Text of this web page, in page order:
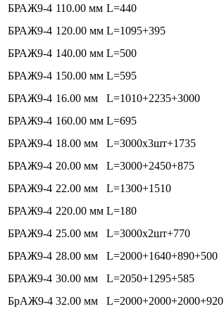
БРАЖ9-4 110.00 мм L=440
БРАЖ9-4 120.00 мм L=1095+395
БРАЖ9-4 140.00 мм L=500
БРАЖ9-4 150.00 мм L=595
БРАЖ9-4 16.00 мм L=1010+2235+3000
БРАЖ9-4 160.00 мм L=695
БРАЖ9-4 18.00 мм L=3000х3шт+1735
БРАЖ9-4 20.00 мм L=3000+2450+875
БРАЖ9-4 22.00 мм L=1300+1510
БРАЖ9-4 220.00 мм L=180
БРАЖ9-4 25.00 мм L=3000х2шт+770
БРАЖ9-4 28.00 мм L=2000+1640+890+500
БРАЖ9-4 30.00 мм L=2050+1295+585
БрАЖ9-4 32.00 мм L=2000+2000+2000+920